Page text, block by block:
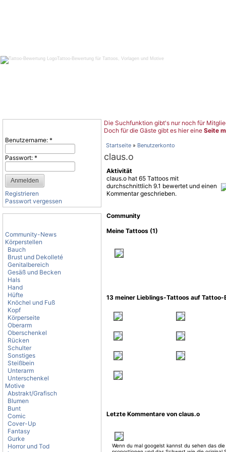
Tattoo-Bewertung für Tattoos, Vorlagen und Motive
Benutzername: *
Passwort: *
Registrieren
Passwort vergessen
Community-News
Körperstellen
Bauch
Brust und Dekolleté
Genitalbereich
Gesäß und Becken
Hals
Hand
Hüfte
Knöchel und Fuß
Kopf
Körperseite
Oberarm
Oberschenkel
Rücken
Schulter
Sonstiges
Steißbein
Unterarm
Unterschenkel
Motive
Abstrakt/Grafisch
Blumen
Bunt
Comic
Cover-Up
Fantasy
Gurke
Horror und Tod
Die Suchfunktion gibt's nur noch für
Doch für die Gäste gibt es hier eine Seite
Startseite » Benutzerkonto
claus.o
Aktivität
claus.o hat 65 Tattoos mit
durchschnittlich 9.1 bewertet und einen
Kommentar geschrieben.
Community
Meine Tattoos (1)
13 meiner Lieblings-Tattoos auf
Letzte Kommentare von claus.o
Wenn du mal googelst kannst du sehen das die